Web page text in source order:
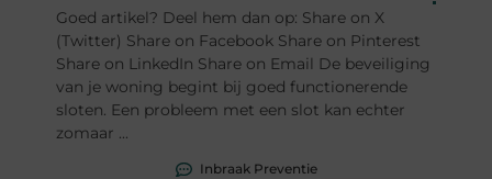
Goed artikel? Deel hem dan op: Share on X
(Twitter) Share on Facebook Share on Pinterest
Share on LinkedIn Share on Email De beveiliging
van je woning begint bij goed functionerende
sloten. Een probleem met een slot kan echter
zomaar ...
Inbraak Preventie